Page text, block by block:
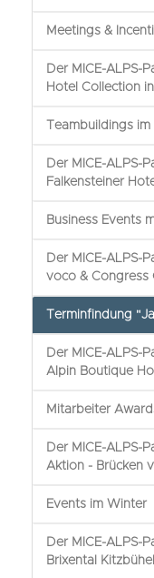
Meetings &
Der MICE-ALPS-
Hotel Collection
Teambuildings
Der MICE-ALPS-
Falkensteiner
Business Events
Der MICE-ALPS-
voco & Congress
Terminfindung
Der MICE-ALPS-
Alpin Boutique
Mitarbeiter
Der MICE-ALPS-
Aktion - Brücken
Events im Winter
Der MICE-ALPS-
Brixental